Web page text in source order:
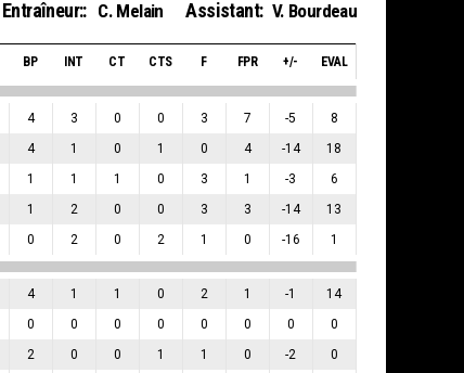
Entraîneur:: C. Melain Assistant: V. Bourdeau
BP INT CT CTS F FPR +/- EVAL
4 3 0 0 3 7 -5 8
4 1 0 1 0 4 -14 18
1 1 1 0 3 1 -3 6
1 2 0 0 3 3 -14 13
0 2 0 2 1 0 -16 1
4 1 1 0 2 1 -1 14
0 0 0 0 0 0 0 0
2 0 0 1 1 0 -2 0